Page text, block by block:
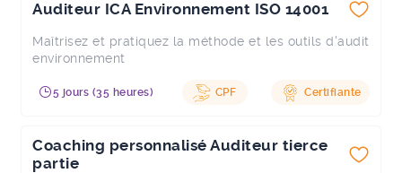
Auditeur ICA Environnement ISO 14001
Maîtrisez et pratiquez la méthode et les outils d'audit
environnement
5 jours (35 heures) CPF Certifiante
Coaching personnalisé Auditeur tierce
partie